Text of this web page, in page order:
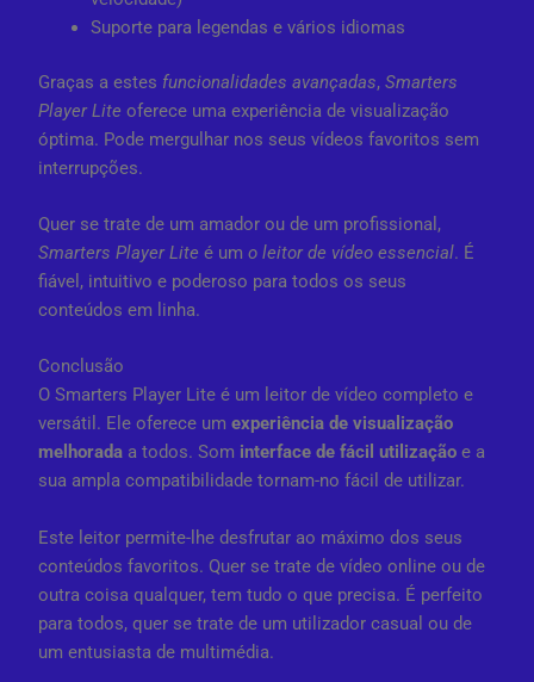
Suporte para legendas e vários idiomas
Graças a estes funcionalidades avançadas,Smarters
Player Lite oferece uma experiência de visualização
óptima. Pode mergulhar nos seus vídeos favoritos sem
interrupções.
Quer se trate de um amador ou de um profissional,
Smarters Player Lite é umo leitor de vídeo essencial. É
fiável, intuitivo e poderoso para todos os seus
conteúdos em linha.
Conclusão
O Smarters Player Lite é um leitor de vídeo completo e
versátil. Ele oferece umexperiência de visualização
melhorada a todos. Som interface de fácil utilização e a
sua ampla compatibilidade tornam-no fácil de utilizar.
Este leitor permite-lhe desfrutar ao máximo dos seus
conteúdos favoritos. Quer se trate de vídeo online ou de
outra coisa qualquer, tem tudo o que precisa. É perfeito
para todos, quer se trate de um utilizador casual ou de
um entusiasta de multimédia.